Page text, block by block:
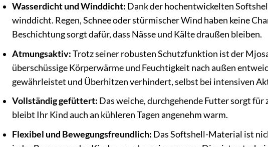
Wasserdicht und Winddicht: Dank der hochentwickelten
winddicht. Regen, Schnee oder stürmischer Wind haben keine
Beschichtung sorgt dafür, dass Nässe und Kälte draußen bleiben.
Atmungsaktiv:Trotz seiner robusten Schutzfunktion ist der
überschüssige Körperwärme und Feuchtigkeit nach außen
gewährleistet und Überhitzen verhindert, selbst bei intensiven
Vollständig gefüttert: Das weiche, durchgehende Futter sorgt für
bleibt Ihr Kind auch an kühleren Tagen angenehm warm.
Flexibel und Bewegungsfreundlich: Das Softshell-Material ist